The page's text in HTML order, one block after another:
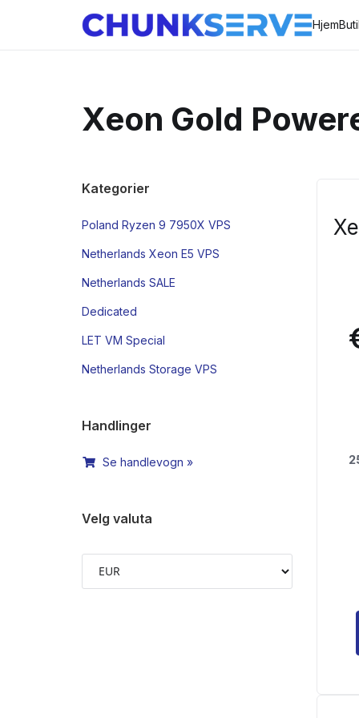
Hjem
Xeon Gold
Kategorier
Poland Ryzen 9 7950X VPS
Netherlands Xeon E5 VPS
Netherlands SALE
Dedicated
LET VM Special
Netherlands Storage VPS
Handlinger
Se handlevogn »
Velg valuta